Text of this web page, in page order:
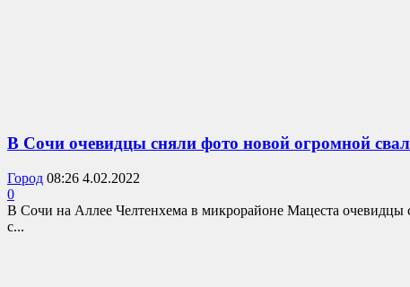
В Сочи очевидцы сняли фото новой огромной
Город 08:26 4.02.2022
0
В Сочи на Аллее Челтенхема в микрорайоне Мацеста
с...